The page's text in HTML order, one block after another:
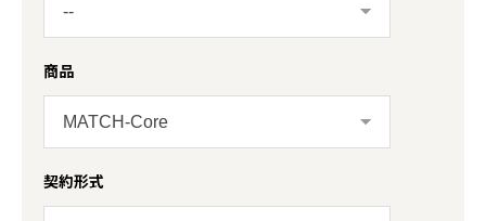
商品
契約形式